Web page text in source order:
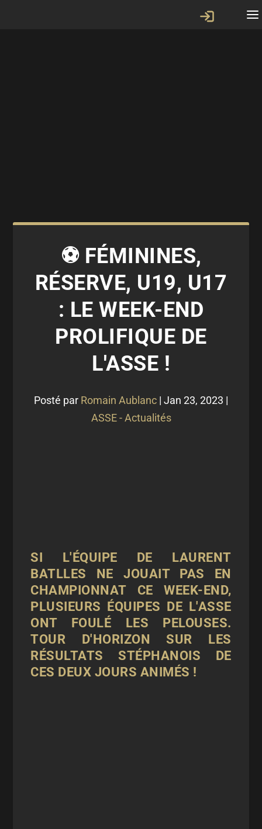
⚽ FÉMININES,
RÉSERVE, U19, U17
: LE WEEK-END
PROLIFIQUE DE
L'ASSE !
Posté par Romain Aublanc | Jan 23, 2023 |
ASSE - Actualités
SI L'ÉQUIPE DE LAURENT
BATLLES NE JOUAIT PAS EN
CHAMPIONNAT CE WEEK-END,
PLUSIEURS ÉQUIPES DE L'ASSE
ONT FOULÉ LES PELOUSES.
TOUR D'HORIZON SUR LES
RÉSULTATS STÉPHANOIS DE
CES DEUX JOURS ANIMÉS !